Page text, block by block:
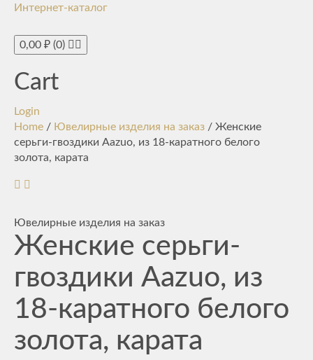
Интернет-каталог
0,00 ₽ (0)
Cart
Login
Home / Ювелирные изделия на заказ / Женские
серьги-гвоздики Aazuo, из 18-каратного белого
золота, карата
Ювелирные изделия на заказ
Женские серьги-
гвоздики Aazuo, из
18-каратного белого
золота, карата